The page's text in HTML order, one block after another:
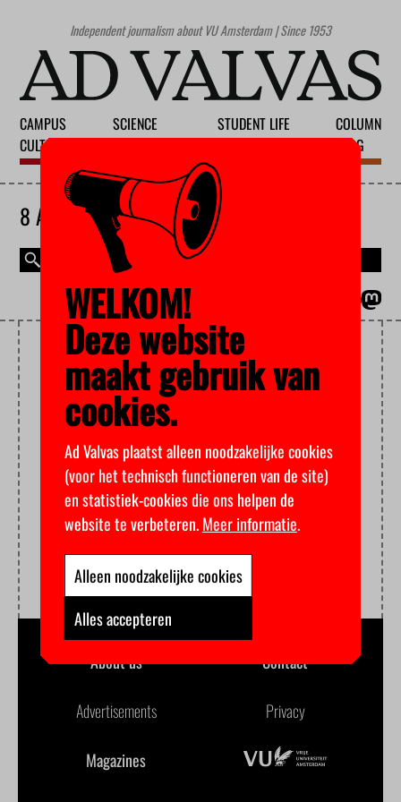
Independent journalism about VU Amsterdam | Since 1953
CAMPUS
CULTURE
SCIENCE
STUDENT LIFE
COLUMN
BLOG
8 AUGUST 2026
MAGAZINE
DROPOUT
About us Contact
Advertisements Privacy
Magazines
WELKOM!
Deze website
maakt gebruik van
cookies.
Ad Valvas plaatst alleen noodzakelijke cookies
(voor het technisch functioneren van de site)
en statistiek-cookies die ons helpen de
website te verbeteren.Meer informatie.
Alleen noodzakelijke cookies
Alles accepteren